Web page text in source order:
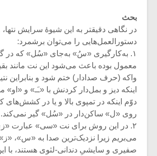
بحث
در نگاهی دقیقتر به این شیوۀ سرایش
دستورالعمل‌‌هایی را می‌توان برشمرد:
۱. به‌کارگیری «سُ» به‌جای «سُل» که در
معمول بوده باعث می‌شود این نت مانند
واکه (حرف صدادار) ختم شود و بنابراین
اینکه دیز و بمل‌دار کردنش با «ـَـ» و
دوّم اینکه در تمپوی بالا و یا در کشش‌‌های
روی «ل» ساکن‌دار در «سُل» گیر نمی‌کند.
۲. در این روش برای نت «سی» عبارت
می‌بریم زیرا نزدیک‌ترین صدا به «س»،
صفیری و سایشیِ دندانی-لثوی هستند، با